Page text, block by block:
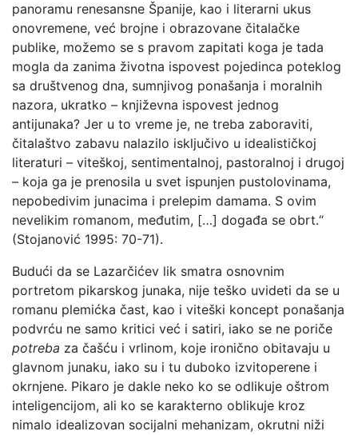
panoramu renesansne Španije, kao i literarni ukus
onovremene, već brojne i obrazovane čitalačke
publike, možemo se s pravom zapitati koga je tada
mogla da zanima životna ispovest pojedinca poteklog
sa društvenog dna, sumnjivog ponašanja i moralnih
nazora, ukratko – književna ispovest jednog
antijunaka? Jer u to vreme je, ne treba zaboraviti,
čitalaštvo zabavu nalazilo isključivo u idealističkoj
literaturi – viteškoj, sentimentalnoj, pastoralnoj i drugoj
– koja ga je prenosila u svet ispunjen pustolovinama,
nepobedivim junacima i prelepim damama. S ovim
nevelikim romanom, međutim, […] događa se obrt.“
(Stojanović 1995: 70-71).
Budući da se Lazarčićev lik smatra osnovnim
portretom pikarskog junaka, nije teško uvideti da se u
romanu plemićka čast, kao i viteški koncept ponašanja
podvrću ne samo kritici već i satiri, iako se ne poriče
potreba za čašću i vrlinom, koje ironično obitavaju u
glavnom junaku, iako su i tu duboko izvitoperene i
okrnjene. Pikaro je dakle neko ko se odlikuje oštrom
inteligencijom, ali ko se karakterno oblikuje kroz
nimalo idealizovan socijalni mehanizam, okrutni niži